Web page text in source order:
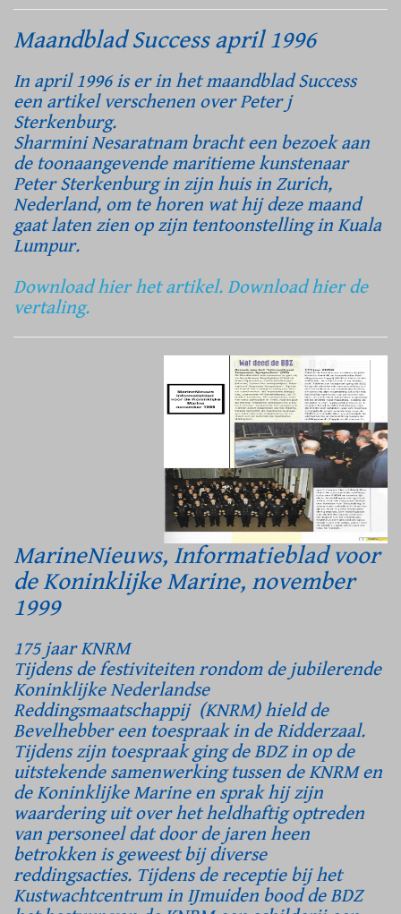
Maandblad Success april 1996
In april 1996 is er in het maandblad Success
een artikel verschenen over Peter j
Sterkenburg.
Sharmini Nesaratnam bracht een bezoek aan
de toonaangevende maritieme kunstenaar
Peter Sterkenburg in zijn huis in Zurich,
Nederland, om te horen wat hij deze maand
gaat laten zien op zijn tentoonstelling in Kuala
Lumpur.
Download hier het artikel. Download hier de
vertaling.
MarineNieuws, Informatieblad voor
de Koninklijke Marine, november
1999
175 jaar KNRM
Tijdens de festiviteiten rondom de jubilerende
Koninklijke Nederlandse
Reddingsmaatschappij (KNRM) hield de
Bevelhebber een toespraak in de Ridderzaal.
Tijdens zijn toespraak ging de BDZ in op de
uitstekende samenwerking tussen de KNRM en
de Koninklijke Marine en sprak hij zijn
waardering uit over het heldhaftig optreden
van personeel dat door de jaren heen
betrokken is geweest bij diverse
reddingsacties. Tijdens de receptie bij het
Kustwachtcentrum in IJmuiden bood de BDZ